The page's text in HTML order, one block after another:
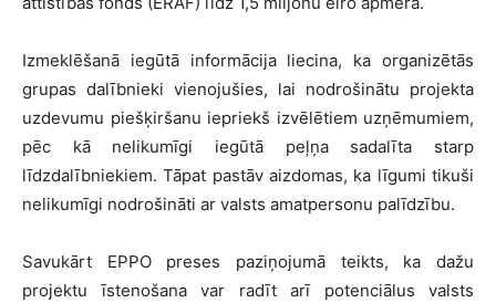
Izmeklēšanā iegūtā informācija liecina, ka organizētās
grupas dalībnieki vienojušies, lai nodrošinātu projekta
uzdevumu piešķiršanu iepriekš izvēlētiem uzņēmumiem,
pēc kā nelikumīgi iegūtā peļņa sadalīta starp
līdzdalībniekiem. Tāpat pastāv aizdomas, ka līgumi tikuši
nelikumīgi nodrošināti ar valsts amatpersonu palīdzību.
Savukārt EPPO preses paziņojumā teikts, ka dažu
projektu īstenošana var radīt arī potenciālus valsts